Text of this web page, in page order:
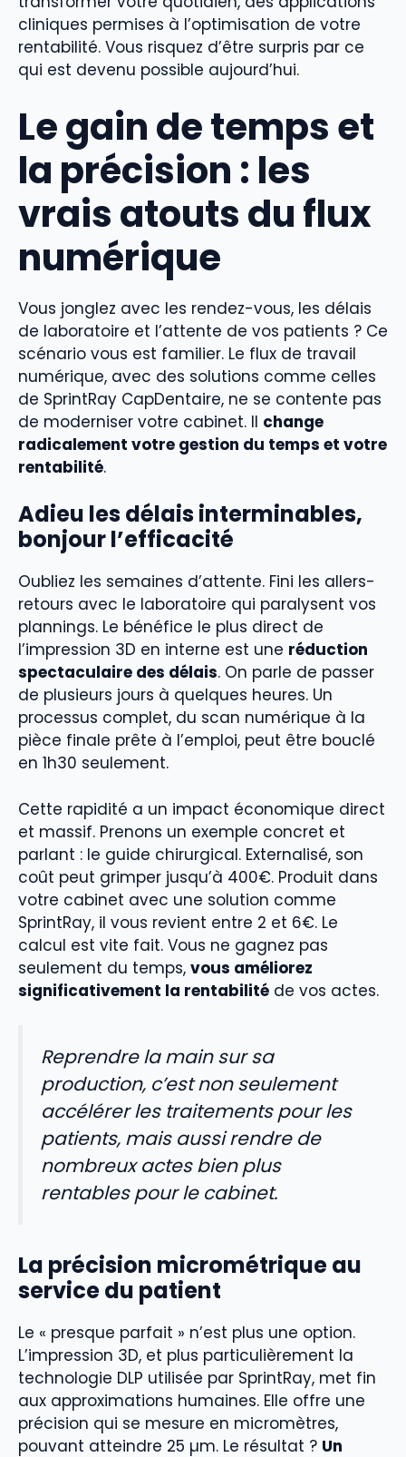
cliniques permises à l’optimisation de votre
rentabilité. Vous risquez d’être surpris par ce
qui est devenu possible aujourd’hui.
Le gain de temps et
la précision : les
vrais atouts du flux
numérique
Vous jonglez avec les rendez-vous, les délais
de laboratoire et l’attente de vos patients ? Ce
scénario vous est familier. Le flux de travail
numérique, avec des solutions comme celles
de SprintRay CapDentaire, ne se contente pas
de moderniser votre cabinet. Il change
radicalement votre gestion du temps et votre
rentabilité.
Adieu les délais interminables,
bonjour l’efficacité
Oubliez les semaines d’attente. Fini les allers-
retours avec le laboratoire qui paralysent vos
plannings. Le bénéfice le plus direct de
l’impression 3D en interne est une réduction
spectaculaire des délais. On parle de passer
de plusieurs jours à quelques heures. Un
processus complet, du scan numérique à la
pièce finale prête à l’emploi, peut être bouclé
en 1h30 seulement.
Cette rapidité a un impact économique direct
et massif. Prenons un exemple concret et
parlant : le guide chirurgical. Externalisé, son
coût peut grimper jusqu’à 400€. Produit dans
votre cabinet avec une solution comme
SprintRay, il vous revient entre 2 et 6€. Le
calcul est vite fait. Vous ne gagnez pas
seulement du temps, vous améliorez
significativement la rentabilité de vos actes.
Reprendre la main sur sa
production, c’est non seulement
accélérer les traitements pour les
patients, mais aussi rendre de
nombreux actes bien plus
rentables pour le cabinet.
La précision micrométrique au
service du patient
Le « presque parfait » n’est plus une option.
L’impression 3D, et plus particulièrement la
technologie DLP utilisée par SprintRay, met fin
aux approximations humaines. Elle offre une
précision qui se mesure en micromètres,
pouvant atteindre 25 µm. Le résultat ? Un